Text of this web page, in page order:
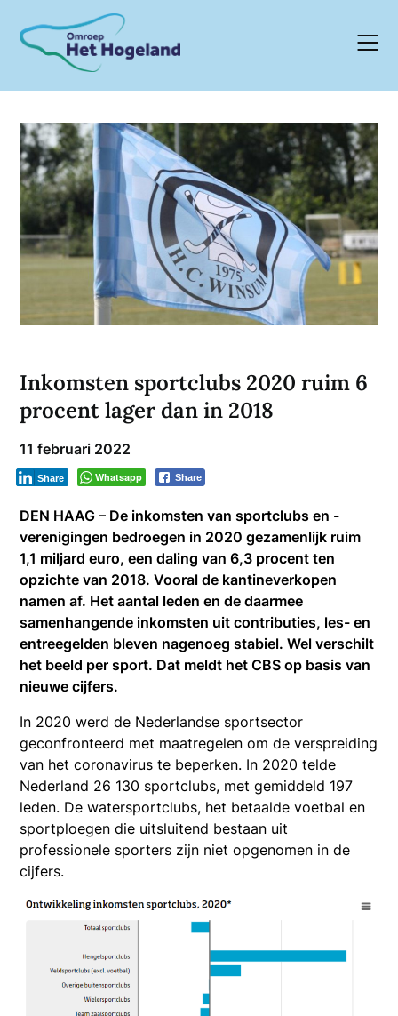
content
Inkomsten sportclubs 2020 ruim 6
procent lager dan in 2018
11 februari 2022
Whatsapp Share
Share
DEN HAAG – De inkomsten van sportclubs en -
verenigingen bedroegen in 2020 gezamenlijk ruim
1,1 miljard euro, een daling van 6,3 procent ten
opzichte van 2018. Vooral de kantineverkopen
namen af. Het aantal leden en de daarmee
samenhangende inkomsten uit contributies, les- en
entreegelden bleven nagenoeg stabiel. Wel verschilt
het beeld per sport. Dat meldt het CBS op basis van
nieuwe cijfers.
In 2020 werd de Nederlandse sportsector
geconfronteerd met maatregelen om de verspreiding
van het coronavirus te beperken. In 2020 telde
Nederland 26 130 sportclubs, met gemiddeld 197
leden. De watersportclubs, het betaalde voetbal en
sportploegen die uitsluitend bestaan uit
professionele sporters zijn niet opgenomen in de
cijfers.